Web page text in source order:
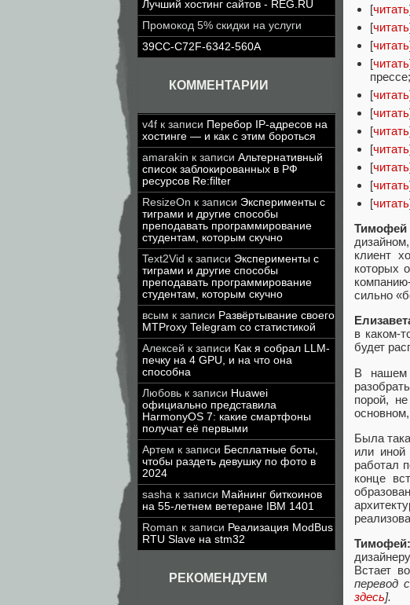
Лучший хостинг сайтов - REG.RU
Промокод 5% скидки на услуги
39CC-C72F-6342-560A
КОММЕНТАРИИ
v4f к записи Перебор IP-адресов на
хостинге — и как с этим бороться
amarakin к записи Альтернативный
список заблокированных в РФ
ресурсов Re:filter
ResizeOn к записи Эксперименты с
тиграми и другие способы
преподавать программирование
студентам, которым скучно
Text2Vid к записи Эксперименты с
тиграми и другие способы
преподавать программирование
студентам, которым скучно
всым к записи Развёртывание своего
MTProxy Telegram со статистикой
Алексей к записи Как я собрал LLM-
печку на 4 GPU, и на что она
способна
Любовь к записи Huawei
официально представила
HarmonyOS 7: какие смартфоны
получат её первыми
Артем к записи Бесплатные боты,
чтобы раздеть девушку по фото в
2024
sasha к записи Майнинг биткоинов
на 55-летнем ветеране IBM 1401
Roman к записи Реализация ModBus
RTU Slave на stm32
РЕКОМЕНДУЕМ
[читать
[читать
[читать
[читать
прессе;
[читать
[читать
[читать
[читать
[читать
[читать
[читать
клиент
которых
сильно
в каком-
будет
В нашем
порой,
Была
или иной
работал
конце
Тимофей:
Встает
перевод
здесь].